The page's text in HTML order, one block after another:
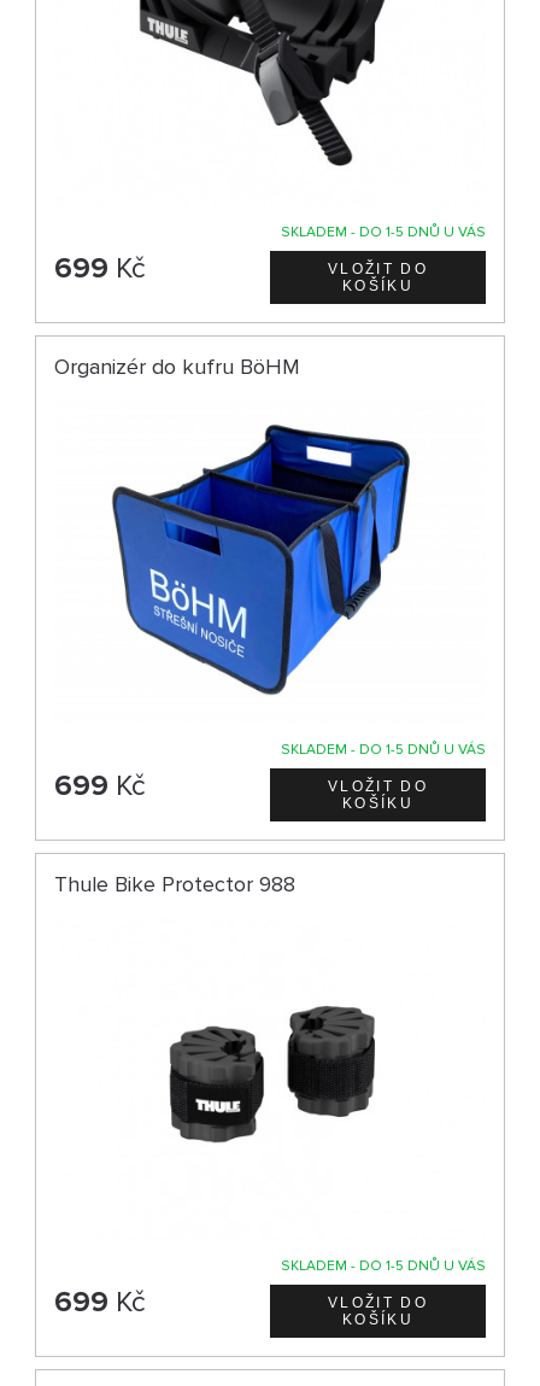
SKLADEM - DO 1-5 DNŮ U VÁS
699 Kč
Organizér do kufru BöHM
SKLADEM - DO 1-5 DNŮ U VÁS
699 Kč
Thule Bike Protector 988
SKLADEM - DO 1-5 DNŮ U VÁS
699 Kč